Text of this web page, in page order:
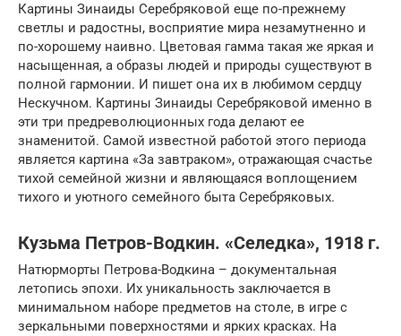
Картины Зинаиды Серебряковой еще по-прежнему
светлы и радостны, восприятие мира незамутненно и
по-хорошему наивно. Цветовая гамма такая же яркая и
насыщенная, а образы людей и природы существуют в
полной гармонии. И пишет она их в любимом сердцу
Нескучном. Картины Зинаиды Серебряковой именно в
эти три предреволюционных года делают ее
знаменитой. Самой известной работой этого периода
является картина «За завтраком», отражающая счастье
тихой семейной жизни и являющаяся воплощением
тихого и уютного семейного быта Серебряковых.
Кузьма Петров-Водкин. «Селедка», 1918 г.
Натюрморты Петрова-Водкина – документальная
летопись эпохи. Их уникальность заключается в
минимальном наборе предметов на столе, в игре с
зеркальными поверхностями и ярких красках. На